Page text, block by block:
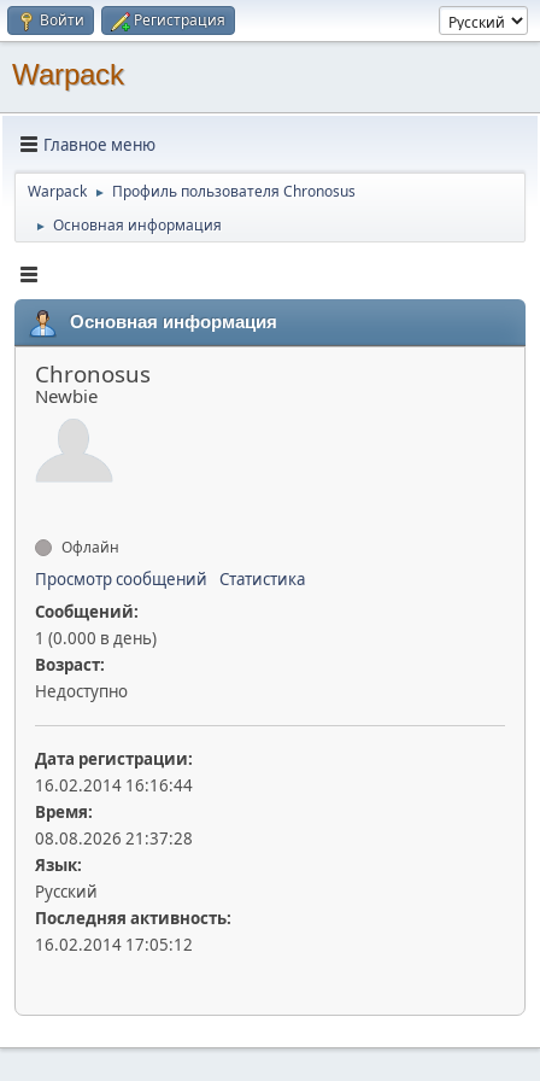
Войти Регистрация
Warpack
Главное меню
Warpack ► Профиль пользователя Chronosus
► Основная информация
Основная информация
Chronosus
Newbie
Офлайн
Просмотр сообщений
Статистика
Сообщений:
1 (0.000 в день)
Возраст:
Недоступно
Дата регистрации:
16.02.2014 16:16:44
Время:
08.08.2026 21:37:28
Язык:
Русский
Последняя активность:
16.02.2014 17:05:12